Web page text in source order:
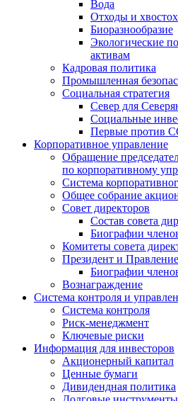
Вода
Отходы и
Биоразнообразие
Экологические
активам
Кадровая политика
Промышленная
Социальная стратегия
Север для
Социальные
Первые против
Корпоративное управление
Обращение
по корпоративному
Система
Общее собрание
Совет директоров
Состав совета
Биографии
Комитеты совета
Президент и Правление
Биографии
Вознаграждение
Система контроля и
Система контроля
Риск-менеджмент
Ключевые риски
Информация для инвесторов
Акционерный капитал
Ценные бумаги
Дивидендная политика